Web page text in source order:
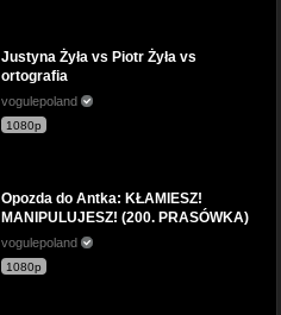
Justyna Żyła vs Piotr Żyła vs
ortografia
vogulepoland
1080p
Opozda do Antka: KŁAMIESZ!
MANIPULUJESZ! (200. PRASÓWKA)
vogulepoland
1080p